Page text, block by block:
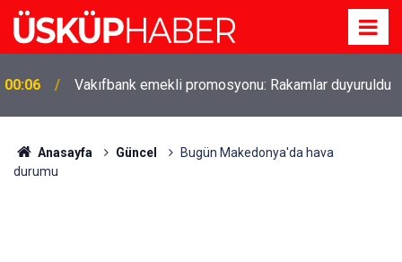
00:06 Vakıfbank emekli promosyonu: Rakamlar duyuruldu
19:21
Gözde oldu! Hem köy hem mahalle hayatı iç içe!
İzmir'deki doğal semt
Anasayfa Güncel
Bugün Makedonya'da hava
durumu